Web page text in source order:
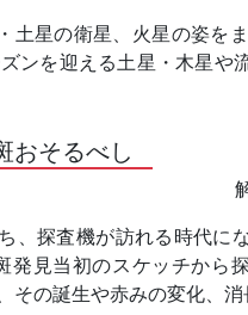
星の衛星、火星の姿を
ンを迎える土星・木星や
そるべし
、探査機が訪れる時代に
見当初のスケッチから
の誕生や赤みの変化、消